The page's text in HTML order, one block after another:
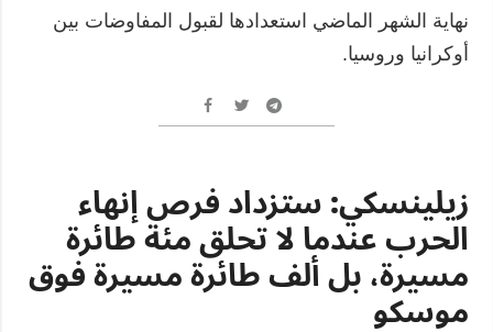
نهاية الشهر الماضي استعدادها لقبول المفاوضات بين
أوكرانيا وروسيا.
زيلينسكي: ستزداد فرص إنهاء
الحرب عندما لا تحلق مئة طائرة
مسيرة، بل ألف طائرة مسيرة فوق
موسكو